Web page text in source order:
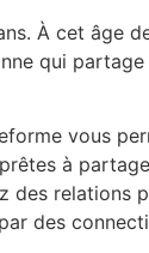
À cet âge
qui
vous
à
des